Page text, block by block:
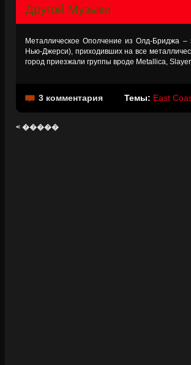
Другой Музыки
Металлическое Ополчение из Олд-Бриджа
Нью-Джерси), приходивших на все
город приезжали группы вроде Metallica,
3 комментария Темы: East
< �����